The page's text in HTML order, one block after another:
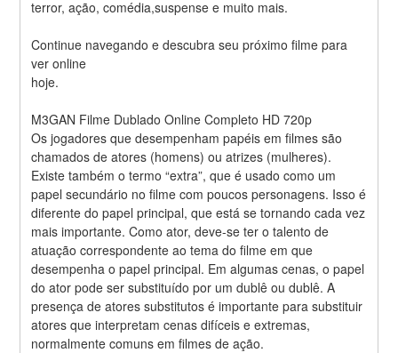
terror, ação, comédia,suspense e muito mais.
Continue navegando e descubra seu próximo filme para
ver online
hoje.
M3GAN Filme Dublado Online Completo HD 720p
Os jogadores que desempenham papéis em filmes são
chamados de atores (homens) ou atrizes (mulheres).
Existe também o termo “extra”, que é usado como um
papel secundário no filme com poucos personagens. Isso é
diferente do papel principal, que está se tornando cada vez
mais importante. Como ator, deve-se ter o talento de
atuação correspondente ao tema do filme em que
desempenha o papel principal. Em algumas cenas, o papel
do ator pode ser substituído por um dublê ou dublê. A
presença de atores substitutos é importante para substituir
atores que interpretam cenas difíceis e extremas,
normalmente comuns em filmes de ação.